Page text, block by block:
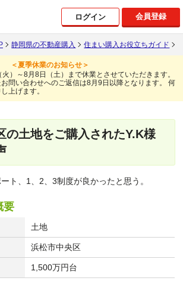
ログイン 会員登録
静岡県の不動産購入 住まい購入お役立ちガイド
＜夏季休業のお知らせ＞
）～8月8日（土）まで休業とさせていただきます。
問い合わせへのご返信は8月9日以降となります。
何
上げます。
の土地をご購入されたY.K様
ト、1、2、3制度が良かったと思う。
要
土地
浜松市中央区
1,500万円台